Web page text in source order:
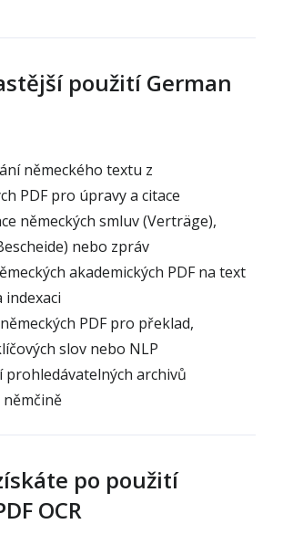
použití German
německého textu z
PDF pro úpravy a citace
německých smluv (Verträge),
nebo zpráv
akademických PDF na text
indexaci
PDF pro překlad,
slov nebo NLP
prohledávatelných archivů
po použití
OCR